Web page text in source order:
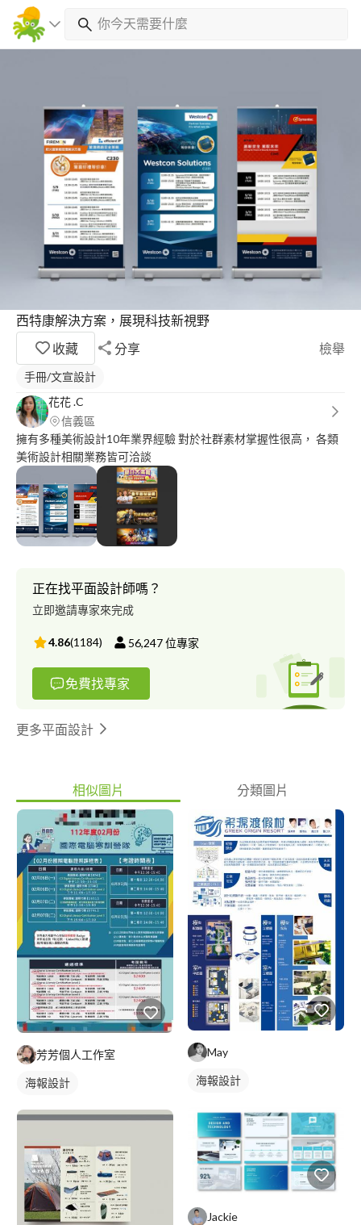
西特康解決方案，展現科技新視野
收藏
分享 檢舉
手冊/文宣設計
花花 .C
信義區
擁有多種美術設計10年業界經驗 對於社群素材掌握性很高， 各類
美術設計相關業務皆可洽談
正在找平面設計師嗎？
立即邀請專家來完成
4.86(1184) 56,247位專家
免費找專家
更多平面設計
相似圖片 分類圖片
芳芳個人工作室
海報設計
May
海報設計
Jackie